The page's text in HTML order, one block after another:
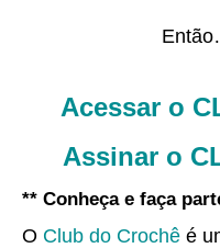
Acessar o
Assinar o
** Conheça e faça
O Club do Crochê é